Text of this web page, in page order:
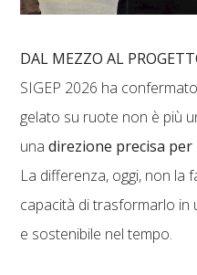
DAL MEZZO AL
SIGEP 2026 ha
gelato su ruote non è più
unadirezione precisa
La differenza, oggi, non la
capacità di trasformarlo
e sostenibile nel tempo.